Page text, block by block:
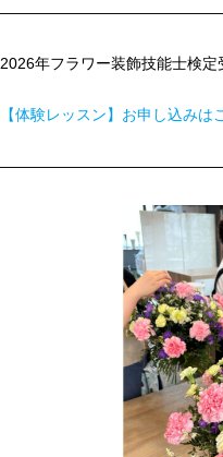
2026年フラワー装飾技能士検定
【体験レッスン】お申し込みは